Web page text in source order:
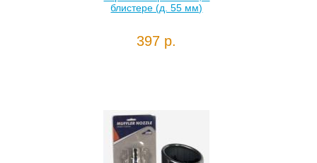
блистере (д. 55 мм)
397 р.